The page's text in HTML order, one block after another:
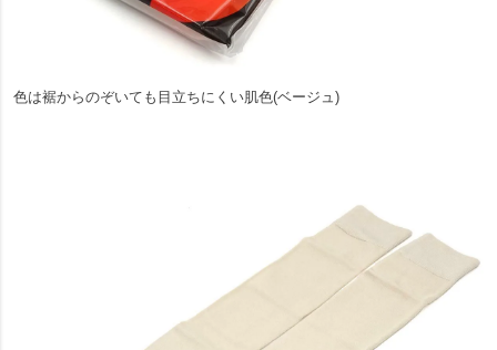
色は裾からのぞいても目立ちにくい肌色(ベージュ)